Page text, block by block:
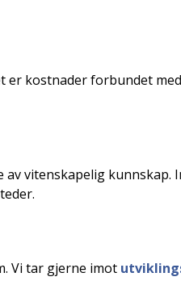
kostnader forbundet
vitenskapelig kunnskap.
Vi tar gjerne imot